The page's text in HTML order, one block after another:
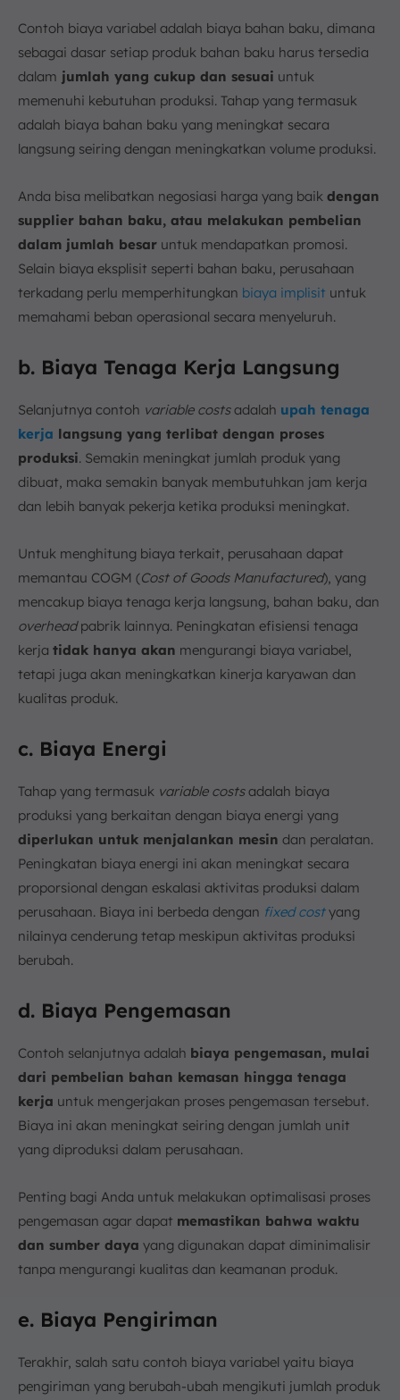
Contoh biaya variabel adalah biaya bahan baku, dimana
sebagai dasar setiap produk bahan baku harus tersedia
dalam jumlah yang cukup dan sesuai untuk
memenuhi kebutuhan produksi. Tahap yang termasuk
adalah biaya bahan baku yang meningkat secara
langsung seiring dengan meningkatkan volume produksi.
Anda bisa melibatkan negosiasi harga yang baik dengan
supplier bahan baku, atau melakukan pembelian
dalam jumlah besar untuk mendapatkan promosi.
Selain biaya eksplisit seperti bahan baku, perusahaan
terkadang perlu memperhitungkan biaya implisit untuk
memahami beban operasional secara menyeluruh.
b. Biaya Tenaga Kerja Langsung
Selanjutnya contoh variable costsadalah upah tenaga
kerja langsung yang terlibat dengan proses
produksi. Semakin meningkat jumlah produk yang
dibuat, maka semakin banyak membutuhkan jam kerja
dan lebih banyak pekerja ketika produksi meningkat.
Untuk menghitung biaya terkait, perusahaan dapat
memantau COGM (Cost of Goods Manufactured), yang
mencakup biaya tenaga kerja langsung, bahan baku, dan
overheadpabrik lainnya. Peningkatan efisiensi tenaga
kerja tidak hanya akan mengurangi biaya variabel,
tetapi juga akan meningkatkan kinerja karyawan dan
kualitas produk.
c. Biaya Energi
Tahap yang termasuk variable costsadalah biaya
produksi yang berkaitan dengan biaya energi yang
diperlukan untuk menjalankan mesin dan peralatan.
Peningkatan biaya energi ini akan meningkat secara
proporsional dengan eskalasi aktivitas produksi dalam
perusahaan. Biaya ini berbeda dengan fixed costyang
nilainya cenderung tetap meskipun aktivitas produksi
berubah.
d. Biaya Pengemasan
Contoh selanjutnya adalah biaya pengemasan, mulai
dari pembelian bahan kemasan hingga tenaga
kerja untuk mengerjakan proses pengemasan tersebut.
Biaya ini akan meningkat seiring dengan jumlah unit
yang diproduksi dalam perusahaan.
Penting bagi Anda untuk melakukan optimalisasi proses
pengemasan agar dapat memastikan bahwa waktu
dan sumber daya yang digunakan dapat diminimalisir
tanpa mengurangi kualitas dan keamanan produk.
e. Biaya Pengiriman
Terakhir, salah satu contoh biaya variabel yaitu biaya
pengiriman yang berubah-ubah mengikuti jumlah produk